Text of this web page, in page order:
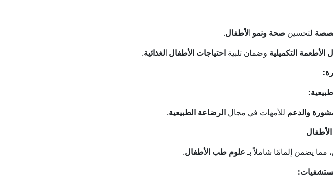
لتحسين صحة ونمو الأطفال.
الأطعمة التكميلية وضمان تلبية احتياجات الأطفال الغذائية.
والدعم للأمهات في مجال الرضاعة الطبيعية.
، مما يضمن إلمامًا شاملاً بـعلوم طب الأطفال.